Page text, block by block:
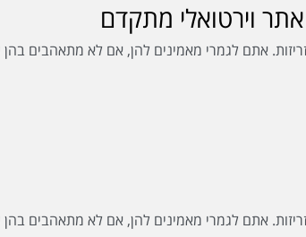
אתר וירטואלי מתקדם
אתם לגמרי מאמינים להן, אם לא מתאהבים
אתם לגמרי מאמינים להן, אם לא מתאהבים